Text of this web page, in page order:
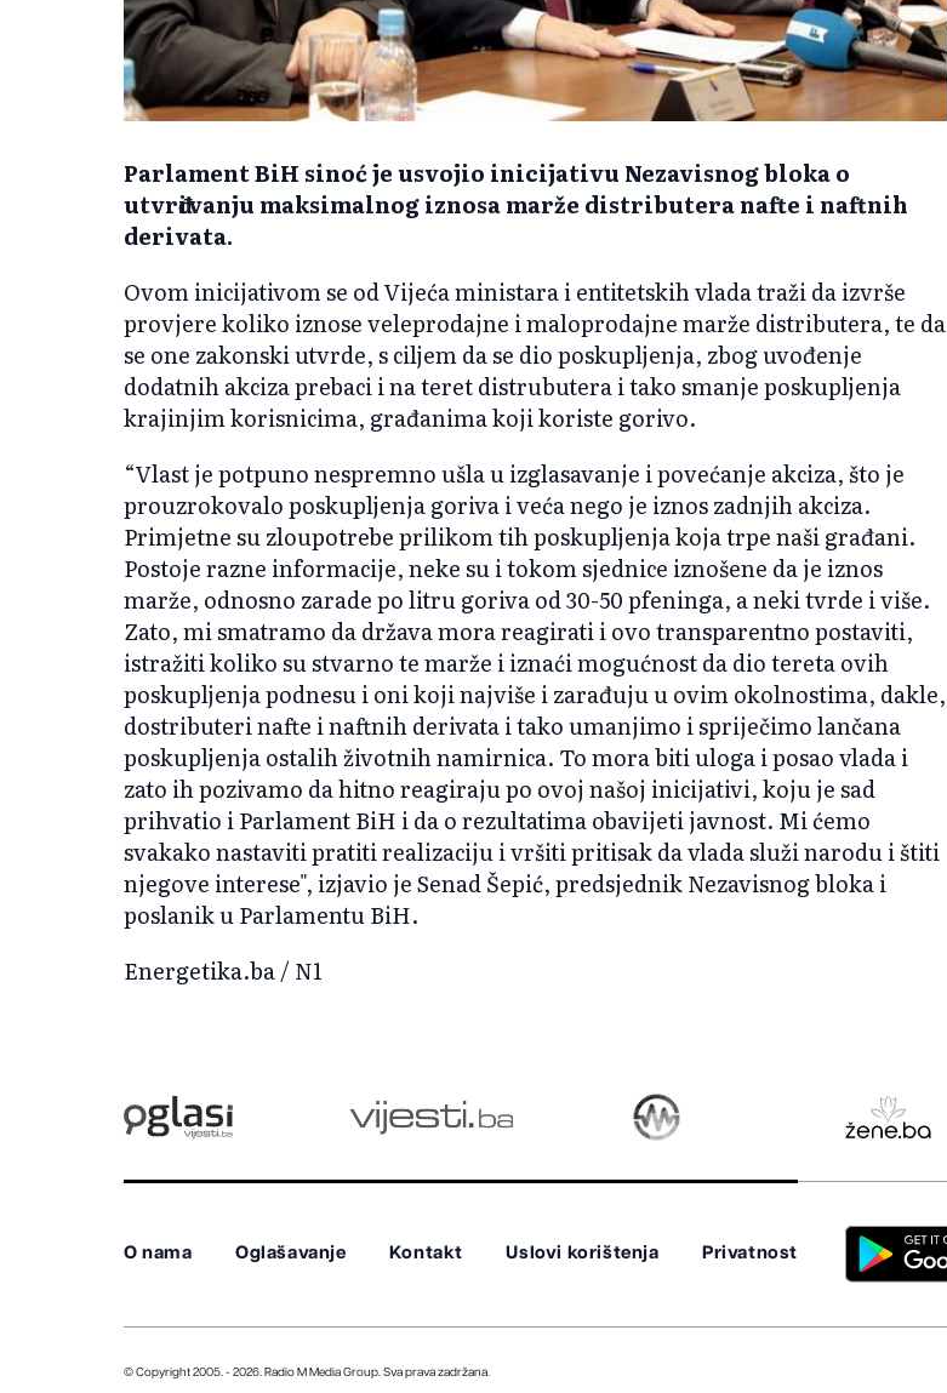
Parlament BiH sinoć je usvojio inicijativu Nezavisnog bloka o
utvrđivanju maksimalnog iznosa marže distributera nafte i naftnih
derivata.
Ovom inicijativom se od Vijeća ministara i entitetskih vlada traži da izvrše
provjere koliko iznose veleprodajne i maloprodajne marže distributera, te da
se one zakonski utvrde, s ciljem da se dio poskupljenja, zbog uvođenje
dodatnih akciza prebaci i na teret distrubutera i tako smanje poskupljenja
krajinjim korisnicima, građanima koji koriste gorivo.
“Vlast je potpuno nespremno ušla u izglasavanje i povećanje akciza, što je
prouzrokovalo poskupljenja goriva i veća nego je iznos zadnjih akciza.
Primjetne su zloupotrebe prilikom tih poskupljenja koja trpe naši građani.
Postoje razne informacije, neke su i tokom sjednice iznošene da je iznos
marže, odnosno zarade po litru goriva od 30-50 pfeninga, a neki tvrde i više.
Zato, mi smatramo da država mora reagirati i ovo transparentno postaviti,
istražiti koliko su stvarno te marže i iznaći mogućnost da dio tereta ovih
poskupljenja podnesu i oni koji najviše i zarađuju u ovim okolnostima, dakle,
dostributeri nafte i naftnih derivata i tako umanjimo i spriječimo lančana
poskupljenja ostalih životnih namirnica. To mora biti uloga i posao vlada i
zato ih pozivamo da hitno reagiraju po ovoj našoj inicijativi, koju je sad
prihvatio i Parlament BiH i da o rezultatima obavijeti javnost. Mi ćemo
svakako nastaviti pratiti realizaciju i vršiti pritisak da vlada služi narodu i štiti
njegove interese", izjavio je Senad Šepić, predsjednik Nezavisnog bloka i
poslanik u Parlamentu BiH.
Energetika.ba / N1
O nama Oglašavanje Kontakt Uslovi korištenja Privatnost
© Copyright 2005. - 2026. Radio M Media Group. Sva prava zadržana.